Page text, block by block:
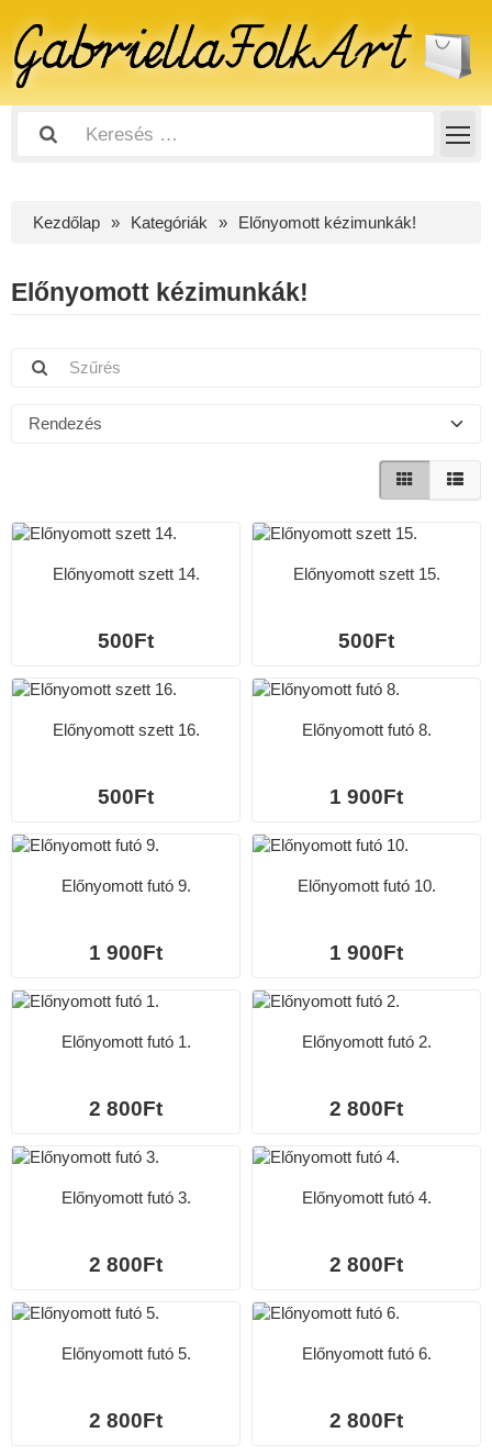
Kezdőlap Kategóriák Előnyomott kézimunkák!
Előnyomott kézimunkák!
Rendezés
Előnyomott szett 14.
500Ft
Előnyomott szett 15.
500Ft
Előnyomott szett 16.
500Ft
Előnyomott futó 8.
1 900Ft
Előnyomott futó 9.
1 900Ft
Előnyomott futó 10.
1 900Ft
Előnyomott futó 1.
2 800Ft
Előnyomott futó 2.
2 800Ft
Előnyomott futó 3.
2 800Ft
Előnyomott futó 4.
2 800Ft
Előnyomott futó 5.
2 800Ft
Előnyomott futó 6.
2 800Ft